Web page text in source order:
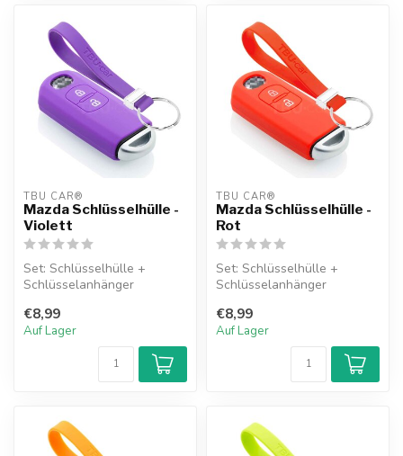
TBU CAR®
Mazda Schlüsselhülle -
Violett
Set: Schlüsselhülle +
Schlüsselanhänger
€8,99
Auf Lager
TBU CAR®
Mazda Schlüsselhülle -
Rot
Set: Schlüsselhülle +
Schlüsselanhänger
€8,99
Auf Lager